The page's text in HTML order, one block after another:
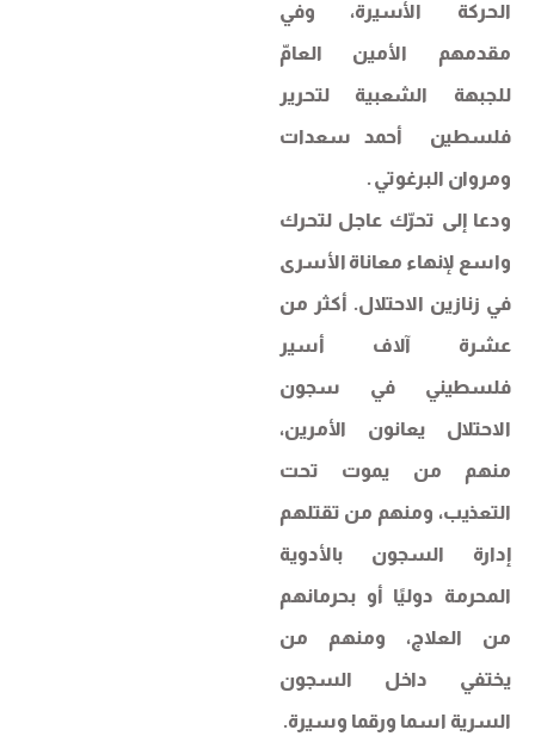
الحركة الأسيرة، وفي
مقدمهم الأمين العامّ
للجبهة الشعبية لتحرير
فلسطين أحمد سعدات
ومروان البرغوتي .
ودعا إلى تحرّك عاجل لتحرك
واسع لإنهاء معاناة الأسرى
في زنازين الاحتلال. أكثر من
عشرة آلاف أسير
فلسطيني في سجون
الاحتلال يعانون الأمرين،
منهم من يموت تحت
التعذيب، ومنهم من تقتلهم
إدارة السجون بالأدوية
المحرمة دوليًا أو بحرمانهم
من العلاج، ومنهم من
يختفي داخل السجون
السرية اسما ورقما وسيرة.